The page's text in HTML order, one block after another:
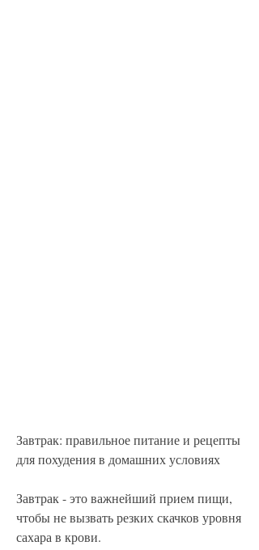
Завтрак: правильное питание и рецепты
для похудения в домашних условиях
Завтрак - это важнейший прием пищи,
чтобы не вызвать резких скачков уровня
сахара в крови.